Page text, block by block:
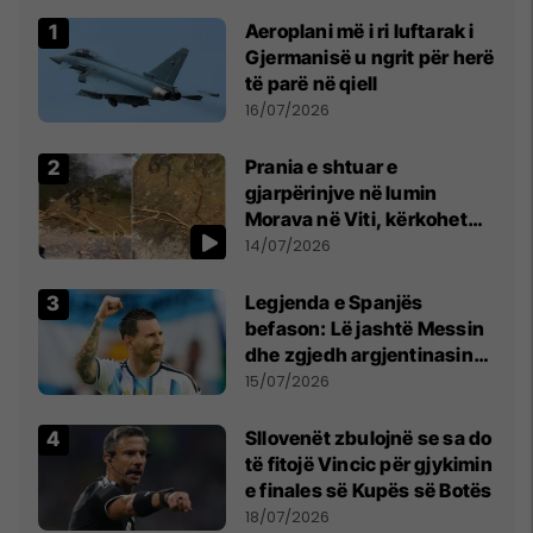
Aeroplani më i ri luftarak i
Gjermanisë u ngrit për herë
të parë në qiell
16/07/2026
Prania e shtuar e
gjarpërinjve në lumin
Morava në Viti, kërkohet
kujdes nga qytetarët
14/07/2026
Legjenda e Spanjës
befason: Lë jashtë Messin
dhe zgjedh argjentinasin
më të mirë në botë
15/07/2026
Sllovenët zbulojnë se sa do
të fitojë Vincic për gjykimin
e finales së Kupës së Botës
18/07/2026